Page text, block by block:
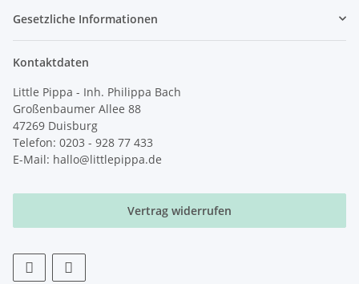
Gesetzliche Informationen
Kontaktdaten
Little Pippa - Inh. Philippa Bach
Großenbaumer Allee 88
47269 Duisburg
Telefon: 0203 - 928 77 433
E-Mail: hallo@littlepippa.de
Vertrag widerrufen